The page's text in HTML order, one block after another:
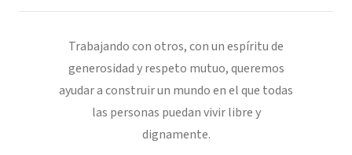
Trabajando con otros, con un espíritu de
generosidad y respeto mutuo, queremos
ayudar a construir un mundo en el que todas
las personas puedan vivir libre y
dignamente.